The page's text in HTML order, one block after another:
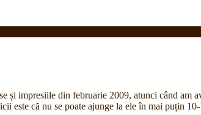
și impresiile din februarie 2009, atunci când am
este că nu se poate ajunge la ele în mai puțin